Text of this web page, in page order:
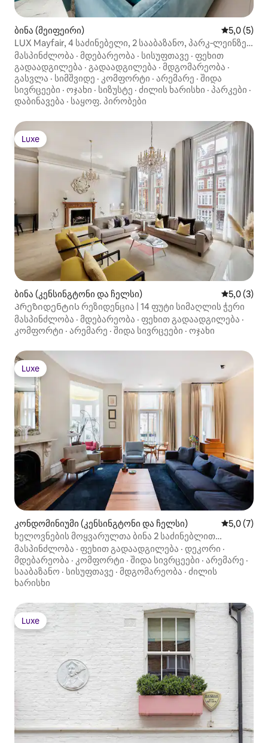
ბინა (მეიფეირი) საშუალო
5,0 (5)
LUX Mayfair, 4 საძინებელი, 2 სააბაზანო, პარკ‑ლეინზე |
კონდიციონერი | 8 ადამიანისთვის
მასპინძლობა · მდებარეობა · სისუფთავე · ფეხით
გადაადგილება · გადაადგილება · მდგომარეობა ·
გასვლა · სიმშვიდე · კომფორტი · არემარე · შიდა
სივრცეები · ოჯახი · სიზუსტე · ძილის ხარისხი · პარკები ·
დაბინავება · საყოფ. პირობები
Luxe
Luxe
ბინა (კენსინგტონი და ჩელსი) საშუალო
5,0 (3)
Პრეზიდენტის რეზიდენცია | 14 ფუტი სიმაღლის ჭერი
მასპინძლობა · მდებარეობა · ფეხით გადაადგილება ·
კომფორტი · არემარე · შიდა სივრცეები · ოჯახი
Luxe
Luxe
კონდომინიუმი (კენსინგტონი და ჩელსი) საშუალო
5,0 (7)
ხელოვნების მოყვარულთა ბინა 2 საძინებლით
ნაიტსბრიჯში
მასპინძლობა · ფეხით გადაადგილება · დეკორი ·
მდებარეობა · კომფორტი · შიდა სივრცეები · არემარე ·
სააბაზანო · სისუფთავე · მდგომარეობა · ძილის
ხარისხი
Luxe
Luxe